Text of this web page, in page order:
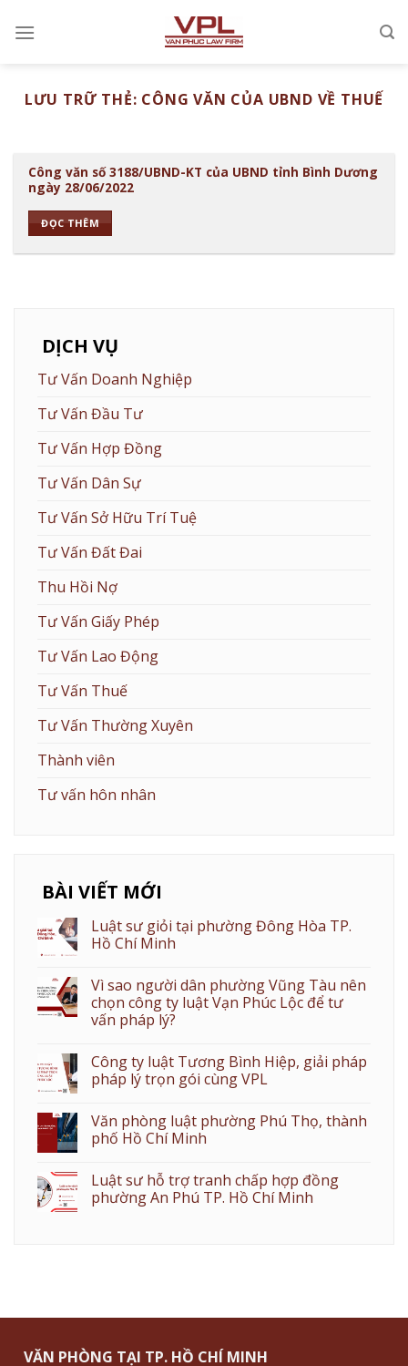
đến
LƯU TRỮ THẺ: CÔNG VĂN CỦA UBND VỀ THUẾ
Công văn số 3188/UBND-KT của UBND tỉnh Bình Dương
ngày 28/06/2022
ĐỌC THÊM
DỊCH VỤ
Tư Vấn Doanh Nghiệp
Tư Vấn Đầu Tư
Tư Vấn Hợp Đồng
Tư Vấn Dân Sự
Tư Vấn Sở Hữu Trí Tuệ
Tư Vấn Đất Đai
Thu Hồi Nợ
Tư Vấn Giấy Phép
Tư Vấn Lao Động
Tư Vấn Thuế
Tư Vấn Thường Xuyên
Thành viên
Tư vấn hôn nhân
BÀI VIẾT MỚI
Luật sư giỏi tại phường Đông Hòa TP.
Hồ Chí Minh
Vì sao người dân phường Vũng Tàu nên
chọn công ty luật Vạn Phúc Lộc để tư
vấn pháp lý?
Công ty luật Tương Bình Hiệp, giải pháp
pháp lý trọn gói cùng VPL
Văn phòng luật phường Phú Thọ, thành
phố Hồ Chí Minh
Luật sư hỗ trợ tranh chấp hợp đồng
phường An Phú TP. Hồ Chí Minh
VĂN PHÒNG TẠI TP. HỒ CHÍ MINH